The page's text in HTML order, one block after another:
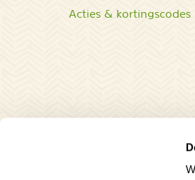
Acties & kortingscodes